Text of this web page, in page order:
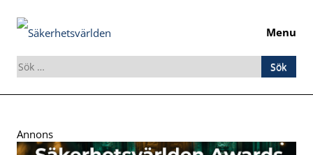
Menu
Sök
efter:
to
content
Annons